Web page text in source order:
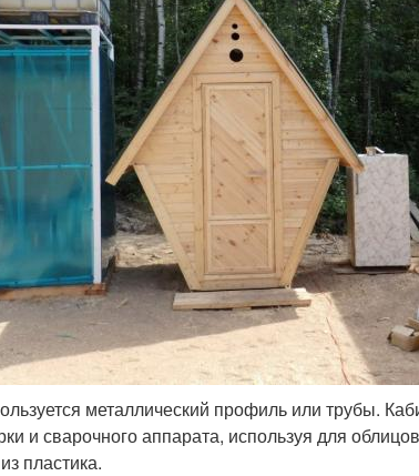
металлический профиль или трубы.
и сварочного аппарата, используя для
пластика.